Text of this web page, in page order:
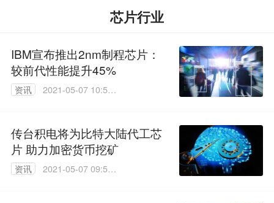
芯片行业
IBM宣布推出2nm制程芯片：
较前代性能提升45%
资讯
2021-05-07 10:59:
传台积电将为比特大陆代工芯
片 助力加密货币挖矿
资讯
2021-05-07 09:58: